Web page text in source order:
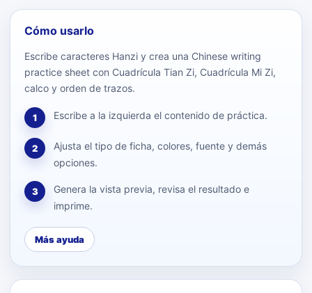
Cómo usarlo
Escribe caracteres Hanzi y crea una Chinese writing
practice sheet con Cuadrícula Tian Zi, Cuadrícula Mi Zi,
calco y orden de trazos.
1 Escribe a la izquierda el contenido de práctica.
2
Ajusta el tipo de ficha, colores, fuente y demás
opciones.
3
Genera la vista previa, revisa el resultado e
imprime.
Más ayuda